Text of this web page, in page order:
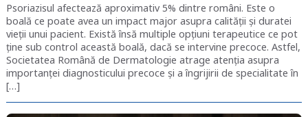
Psoriazisul afectează aproximativ 5% dintre români. Este o
boală ce poate avea un impact major asupra calității și duratei
vieții unui pacient. Există însă multiple opțiuni terapeutice ce pot
ține sub control această boală, dacă se intervine precoce. Astfel,
Societatea Română de Dermatologie atrage atenția asupra
importanței diagnosticului precoce și a îngrijirii de specialitate în
[…]